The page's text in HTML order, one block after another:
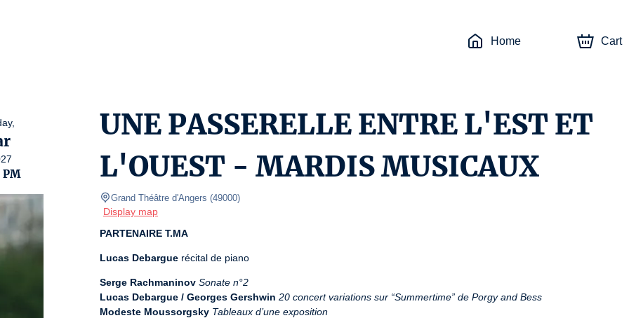
Home Cart
PM
UNE PASSERELLE ENTRE L'EST ET
L'OUEST - MARDIS MUSICAUX
Grand Théâtre d'Angers (49000)
Display map
PARTENAIRE T.MA
Lucas Debargue récital de piano
Serge Rachmaninov Sonate n°2
Lucas Debargue / Georges Gershwin 20 concert variations sur “Summertime” de Porgy and Bess
Modeste Moussorgsky Tableaux d’une exposition